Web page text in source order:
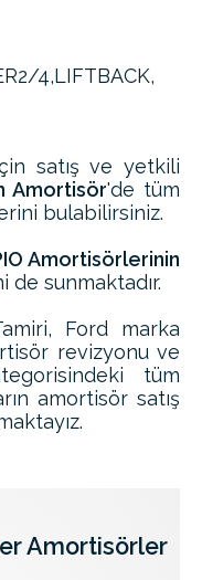
4,LIFTBACK,
satış ve yetkili
Amortisör'de tüm
bulabilirsiniz.
Amortisörlerinin
sunmaktadır.
Ford marka
revizyonu ve
tüm
amortisör satış
Amortisörler